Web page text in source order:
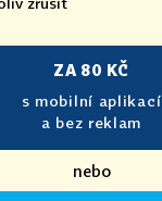
ZA 80 KČ
s mobilní aplikací
a bez reklam
nebo